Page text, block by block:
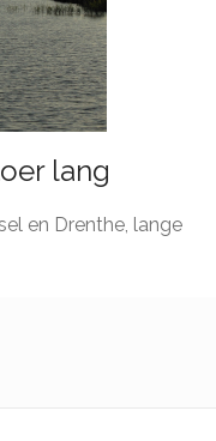
lang
en Drenthe, lange